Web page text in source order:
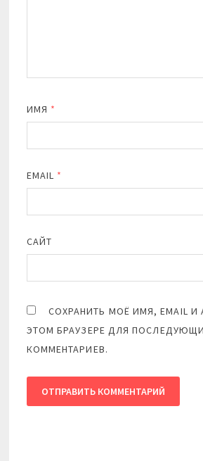
ИМЯ *
EMAIL *
САЙТ
СОХРАНИТЬ МОЁ ИМЯ, EMAIL И
ЭТОМ БРАУЗЕРЕ ДЛЯ
КОММЕНТАРИЕВ.